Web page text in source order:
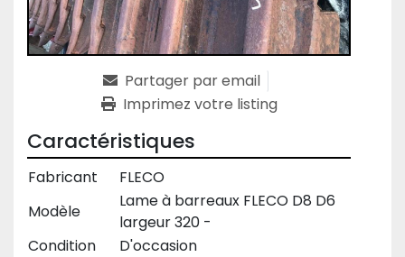
Partager par email
Imprimez votre listing
Caractéristiques
Fabricant
FLECO
Modèle
Lame à barreaux FLECO D8 D6
largeur 320 -
Condition
D'occasion